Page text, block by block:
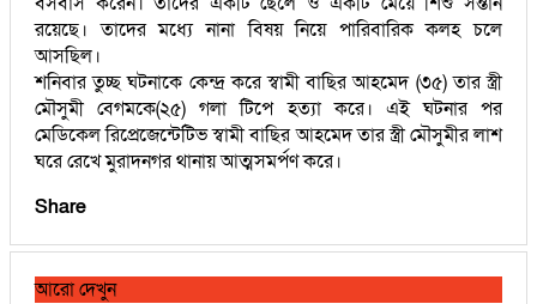
রয়েছে। তাদের মধ্যে নানা বিষয় নিয়ে পারিবারিক কলহ চলে
আসছিল।
শনিবার তুচ্ছ ঘটনাকে কেন্দ্র করে স্বামী বাছির আহমেদ (৩৫) তার স্ত্রী
মৌসুমী বেগমকে(২৫) গলা টিপে হত্যা করে। এই ঘটনার পর
মেডিকেল রিপ্রেজেন্টেটিভ স্বামী বাছির আহমেদ তার স্ত্রী মৌসুমীর লাশ
ঘরে রেখে মুরাদনগর থানায় আত্মসমর্পণ করে।
Share
আরো দেখুন